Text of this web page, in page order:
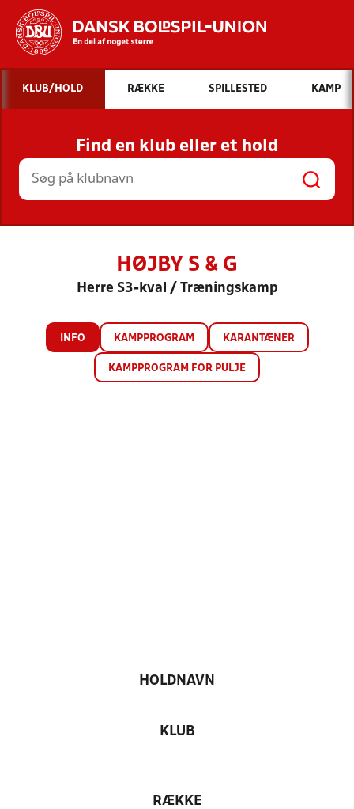
Hvad vil du søge efter?
INDHOLD OG NYHEDER
STILLINGER, RESULTATER, KLUBBER OG
HOLD
KLUB/HOLD RÆKKE SPILLESTED KAMP
Find en klub eller et hold
HØJBY S & G
Herre S3-kval / Træningskamp
INFO KAMPPROGRAM KARANTÆNER
KAMPPROGRAM FOR PULJE
HOLDNAVN
KLUB
RÆKKE